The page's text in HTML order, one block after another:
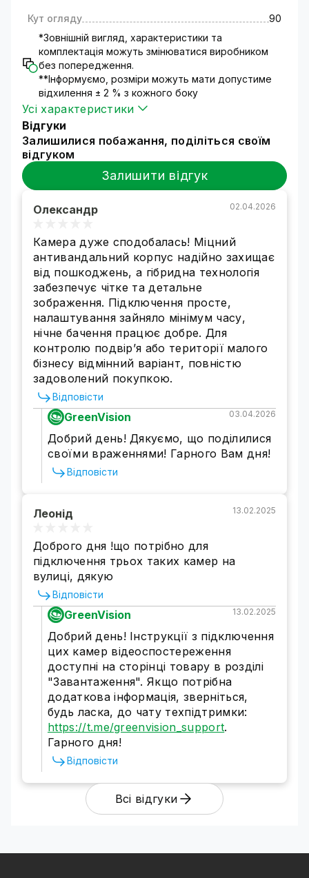
Гібридна камера 5МП — чудова
якість зображення і рівень
Камера високої роздільної здатності
забезпечує якісні зображення, які можна
масштабувати для виявлення важливих
деталей.Високоточна матриця забезпечує на
50% більше пікселів, ніж у стандартних камер
(1080Р), що дає змогу вловлювати найдрібніші
деталі для надійного фіксування важливих
моментів.
Високий рівень всепогодного
захисту
Гібридна камера зовнішнього спостереження
має високий рівень захисту від шкідливих
впливів навколишнього середовища -IP67.
Екстремально висока або низька температура
не вплине на роботу камери.
Кут огляду
90
*Зовнішній вигляд, характеристики та
комплектація можуть змінюватися виробником
без попередження.
**Інформуємо, розміри можуть мати допустиме
відхилення ± 2 % з кожного боку
Усі характеристики
Відгуки
Залишилися побажання, поділіться своїм
відгуком
Залишити відгук
Олександр 02.04.2026
Камера дуже сподобалась! Міцний
антивандальний корпус надійно захищає
від пошкоджень, а гібридна технологія
забезпечує чітке та детальне
зображення. Підключення просте,
налаштування зайняло мінімум часу,
нічне бачення працює добре. Для
контролю подвір’я або території малого
бізнесу відмінний варіант, повністю
задоволений покупкою.
Відповісти
GreenVision 03.04.2026
Добрий день! Дякуємо, що поділилися
своїми враженнями! Гарного Вам дня!
Відповісти
Леонід 13.02.2025
Доброго дня !що потрібно для
підключення трьох таких камер на
вулиці, дякую
Відповісти
GreenVision 13.02.2025
Добрий день! Інструкції з підключення
цих камер відеоспостереження
доступні на сторінці товару в розділі
"Завантаження". Якщо потрібна
додаткова інформація, зверніться,
будь ласка, до чату техпідтримки:
https://t.me/greenvision_support.
Гарного дня!
Відповісти
Всі відгуки